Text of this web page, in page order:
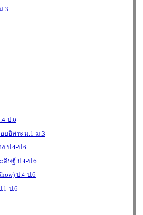
.3
ป.6
ยอิสระ ม.1-ม.3
ป.4-ป.6
ดิษฐ์ ป.4-ป.6
ป.4-ป.6
ป.6